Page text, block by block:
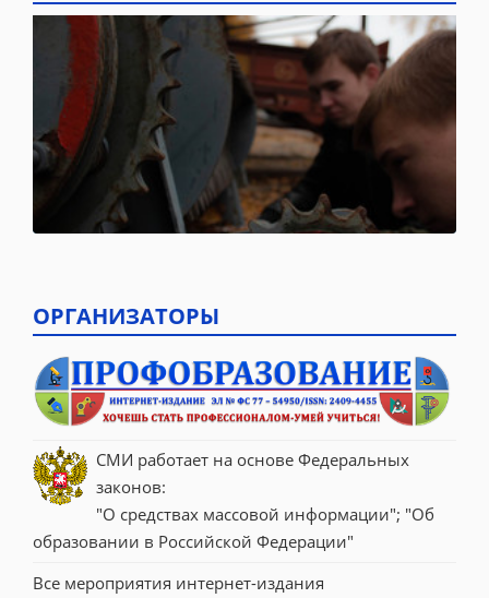
ОРГАНИЗАТОРЫ
СМИ работает на основе Федеральных
законов:
"О средствах массовой информации"; "Об
образовании в Российской Федерации"
Все мероприятия интернет-издания